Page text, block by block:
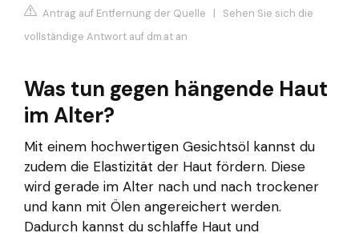
Antrag auf Entfernung der Quelle | Sehen Sie sich die
vollständige Antwort auf dm.at an
Was tun gegen hängende Haut
im Alter?
Mit einem hochwertigen Gesichtsöl kannst du
zudem die Elastizität der Haut fördern. Diese
wird gerade im Alter nach und nach trockener
und kann mit Ölen angereichert werden.
Dadurch kannst du schlaffe Haut und